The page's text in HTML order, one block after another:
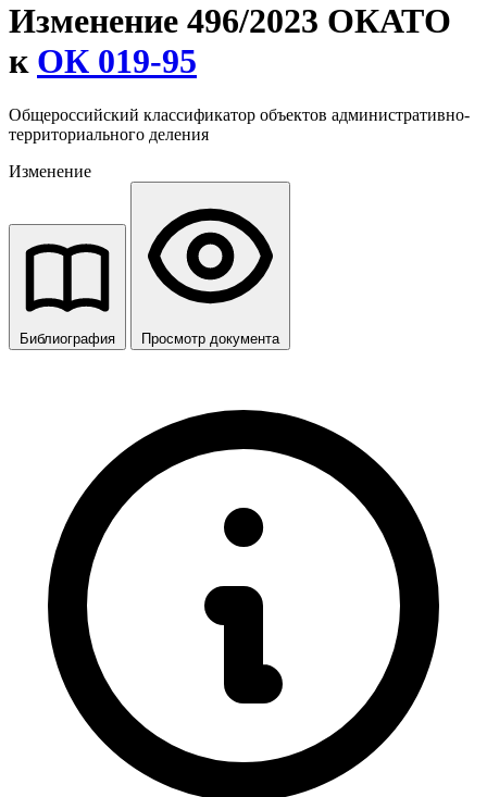
Изменение 496/2023 ОКАТО
к ОК 019-95
Общероссийский классификатор объектов административно-
территориального деления
Изменение
Библиография Просмотр документа